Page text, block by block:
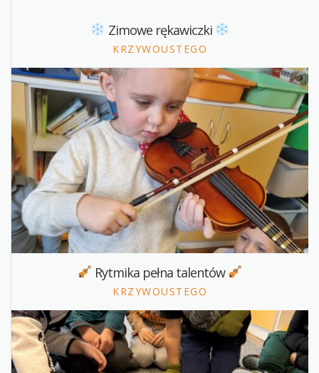
Zimowe rękawiczki
KRZYWOUSTEGO
Rytmika pełna talentów
KRZYWOUSTEGO